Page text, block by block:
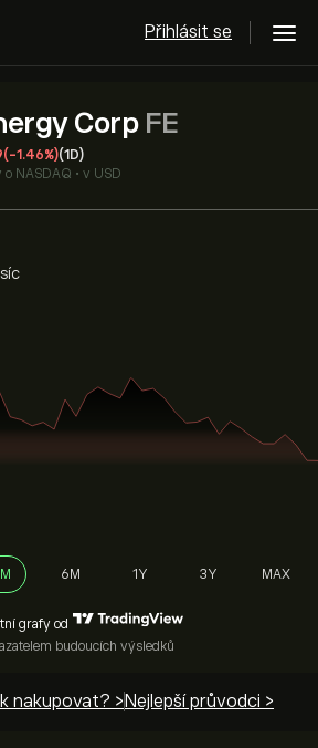
Přihlásit se
Corp FE
(-1.46%)(1D)
o NASDAQ • v USD
6M 1Y 3Y MAX
grafy od
budoucích výsledků
nakupovat? > Nejlepší průvodci >